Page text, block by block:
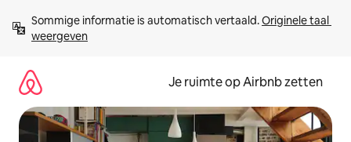
direct
naar
Sommige informatie is automatisch vertaald. Originele taal
weergeven
Je ruimte op Airbnb zetten